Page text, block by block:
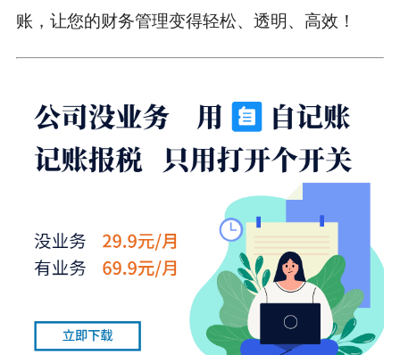
账，让您的财务管理变得轻松、透明、高效！